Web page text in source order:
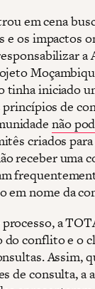
em cena
e os impactos
a
tinha iniciado
de
não
criados
receber uma
em nome da
a
conflito e o
Assim,
de consulta, a